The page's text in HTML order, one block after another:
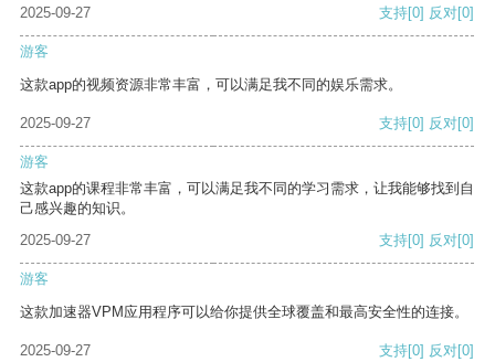
2025-09-27
支持[0] 反对[0]
游客
这款app的视频资源非常丰富，可以满足我不同的娱乐需求。
2025-09-27 支持[0] 反对[0]
游客
这款app的课程非常丰富，可以满足我不同的学习需求，让我能够找到自
己感兴趣的知识。
2025-09-27
支持[0] 反对[0]
游客
这款加速器VPM应用程序可以给你提供全球覆盖和最高安全性的连接。
2025-09-27 支持[0] 反对[0]